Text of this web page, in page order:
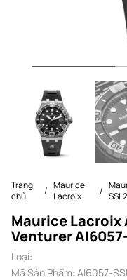
Trang
chủ
Maurice
Lacroix
Maurice
Venturer
Loại:
Mã Sản Phẩm: AI6057-